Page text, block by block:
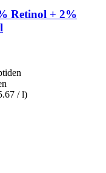
Retinol + 2%
/ l)